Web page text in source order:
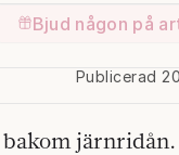
Bjud någon på
Publicerad